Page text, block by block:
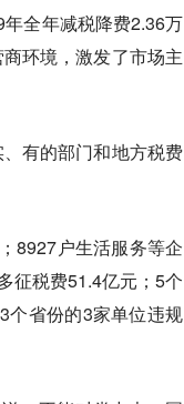
全年减税降费2.36万
环境，激发了市场主
有的部门和地方税费
8927户生活服务等企
征税费51.4亿元；5个
个省份的3家单位违规